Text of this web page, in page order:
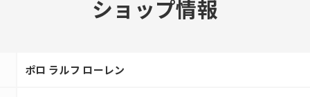
ショップ情報
ポロ ラルフ ローレン